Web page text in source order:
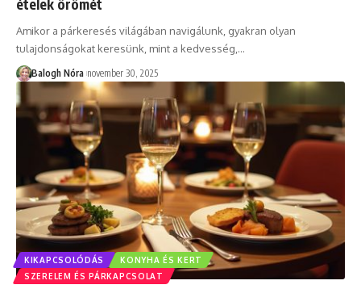
ételek örömét
Amikor a párkeresés világában navigálunk, gyakran olyan
tulajdonságokat keresünk, mint a kedvesség, …
Balogh Nóra november 30, 2025
KIKAPCSOLÓDÁS
KONYHA ÉS KERT
SZERELEM ÉS PÁRKAPCSOLAT